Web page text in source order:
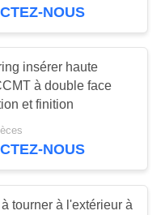
166
30
NOUS
insérer haute
à double face
et finition
NOUS
tourner à l'extérieur à